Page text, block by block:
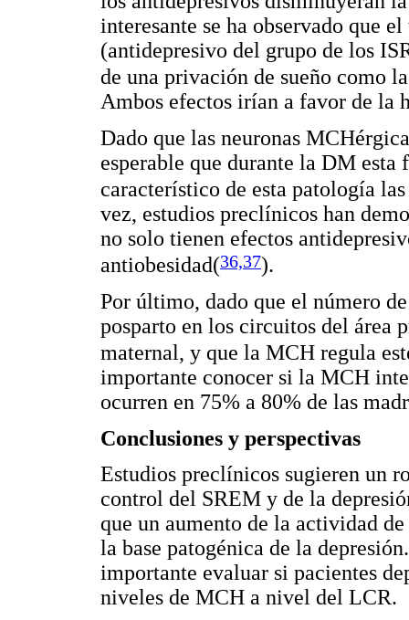
interesante se ha observado que
(antidepresivo del grupo de los
de una privación de sueño como
Ambos efectos irían a favor de la
Dado que las neuronas
esperable que durante la DM esta
característico de esta patología
vez, estudios preclínicos han
no solo tienen efectos
antiobesidad(36,37).
Por último, dado que el número
posparto en los circuitos del área
maternal, y que la MCH regula
importante conocer si la MCH
ocurren en 75% a 80% de las
Conclusiones y perspectivas
Estudios preclínicos sugieren un
control del SREM y de la
que un aumento de la actividad
la base patogénica de la
importante evaluar si pacientes
niveles de MCH a nivel del LCR.